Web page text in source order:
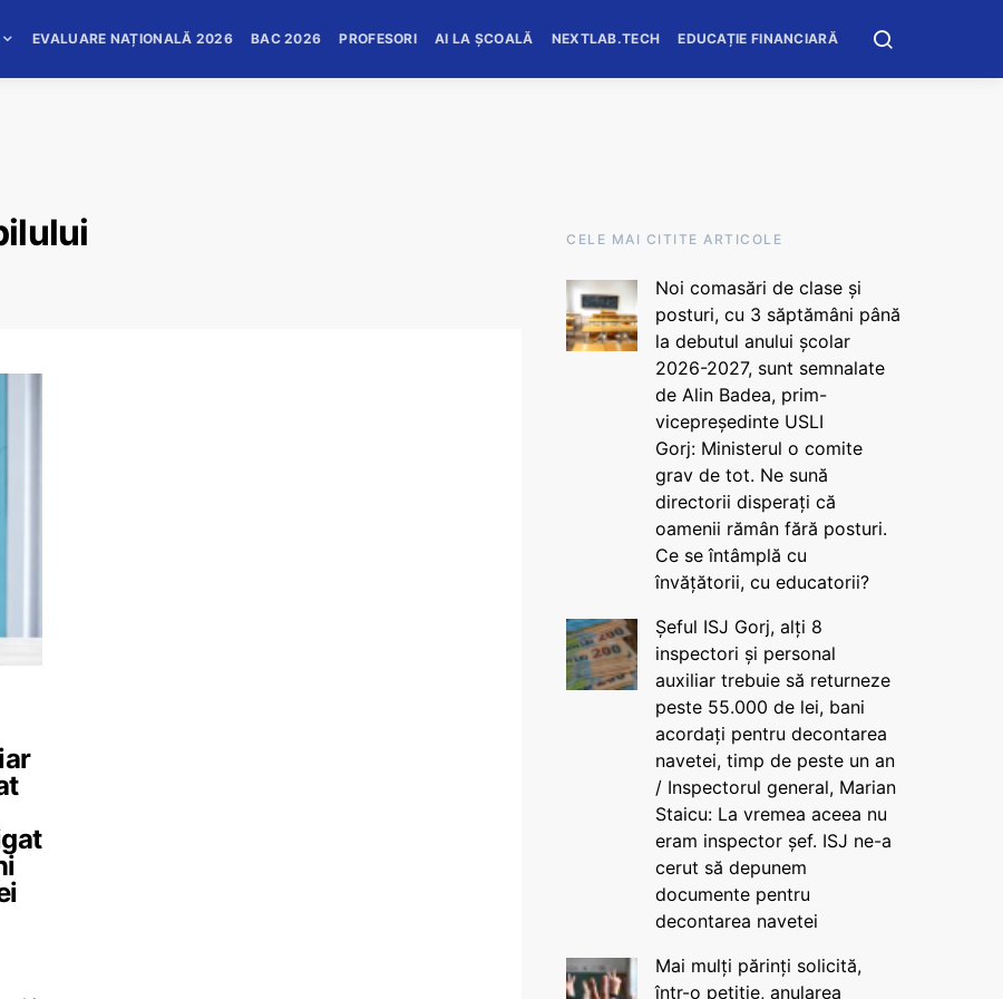
EVALUARE NAȚIONALĂ 2026 BAC 2026 PROFESORI AI LA ȘCOALĂ NEXTLAB.TECH EDUCAȚIE FINANCIARĂ
CELE MAI CITITE ARTICOLE
Noi comasări de clase și
posturi, cu 3 săptămâni până
la debutul anului școlar
2026-2027, sunt semnalate
de Alin Badea, prim-
vicepreședinte USLI
Gorj: Ministerul o comite
grav de tot. Ne sună
directorii disperați că
oamenii rămân fără posturi.
Ce se întâmplă cu
învățătorii, cu educatorii?
Șeful ISJ Gorj, alți 8
inspectori și personal
auxiliar trebuie să returneze
peste 55.000 de lei, bani
acordați pentru decontarea
navetei, timp de peste un an
/ Inspectorul general, Marian
Staicu: La vremea aceea nu
eram inspector șef. ISJ ne-a
cerut să depunem
documente pentru
decontarea navetei
Mai mulți părinți solicită,
într-o petiție, anularea